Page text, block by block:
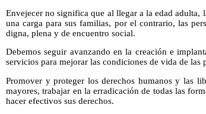
Envejecer no significa que al llegar a la edad adulta,
una carga para sus familias, por el contrario, las
digna, plena y de encuentro social.
Debemos seguir avanzando en la creación e
servicios para mejorar las condiciones de vida de las
Promover y proteger los derechos humanos y las
mayores, trabajar en la erradicación de todas las
hacer efectivos sus derechos.